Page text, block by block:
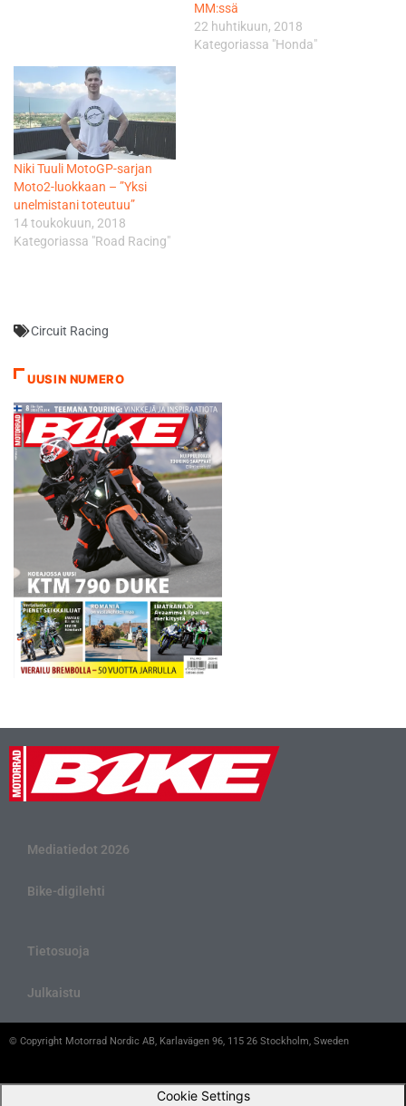
MM:ssä
22 huhtikuun, 2018
Kategoriassa "Honda"
Niki Tuuli MotoGP-sarjan
Moto2-luokkaan – ”Yksi
unelmistani toteutuu”
14 toukokuun, 2018
Kategoriassa "Road Racing"
Circuit Racing
UUSIN NUMERO
Mediatiedot 2026
Bike-digilehti
Tietosuoja
Julkaistu
© Copyright Motorrad Nordic AB, Karlavägen 96, 115 26 Stockholm, Sweden
Cookie Settings